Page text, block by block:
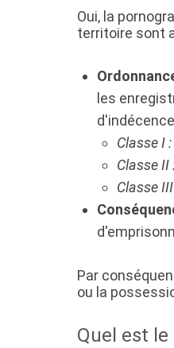
Oui, la
territoire sont
les
Classe I
Classe II
Classe
Par
ou la
Quel est